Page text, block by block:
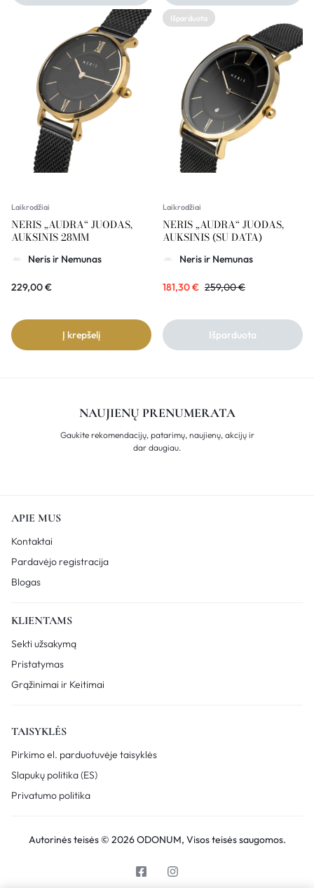
Laikrodžiai
NERIS „AUDRA“ JUODAS,
AUKSINIS 28MM
Neris ir Nemunas
229,00€
Į krepšelį
Išparduota
Laikrodžiai
NERIS „AUDRA“ JUODAS,
AUKSINIS (SU DATA)
Neris ir Nemunas
181,30€ 259,00€
Išparduota
NAUJIENŲ PRENUMERATA
Gaukite rekomendacijų, patarimų, naujienų, akcijų ir
dar daugiau.
APIE MUS
Kontaktai
Pardavėjo registracija
Blogas
KLIENTAMS
Sekti užsakymą
Pristatymas
Grąžinimai ir Keitimai
TAISYKLĖS
Pirkimo el. parduotuvėje taisyklės
Slapukų politika (ES)
Privatumo politika
Autorinės teisės © 2026 ODONUM, Visos teisės saugomos.